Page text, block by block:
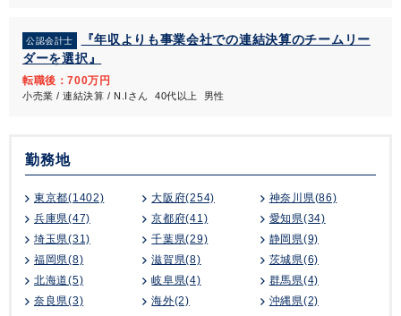
公認会計士
『年収よりも事業会社での連結決算のチームリー
ダーを選択』
転職後：700万円
小売業 / 連結決算 / N.Iさん 40代以上 男性
勤務地
東京都(1402) 大阪府(254)
神奈川県(86)
兵庫県(47)
京都府(41)
愛知県(34)
埼玉県(31)
千葉県(29)
静岡県(9)
福岡県(8)
滋賀県(8)
茨城県(6)
北海道(5)
岐阜県(4)
群馬県(4)
奈良県(3)
海外(2)
沖縄県(2)